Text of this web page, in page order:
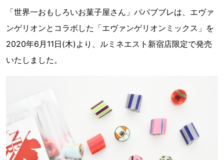
「世界一おもしろいお菓子屋さん」パパブブレは、エヴァ
ンゲリオンとコラボした「エヴァンゲリオンミックス」を
2020年6月11日(木)より、ルミネエスト新宿店限定で発売
いたしました。